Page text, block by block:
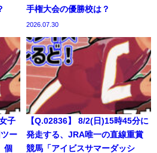
手権大会の優勝校は？
2026.07.30
子
ー
個
【Q.02836】 8/2(日)15時45分に
発走する、JRA唯一の直線重賞
競馬「アイビスサマーダッシ